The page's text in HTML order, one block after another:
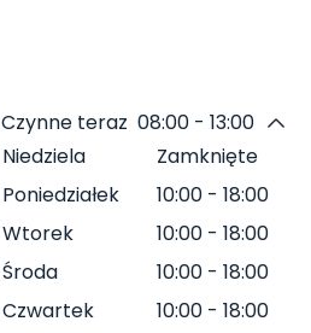
Czynne teraz 08:00 - 13:00
Niedziela
Zamknięte
Poniedziałek
10:00 - 18:00
Wtorek
10:00 - 18:00
Środa
10:00 - 18:00
Czwartek
10:00 - 18:00